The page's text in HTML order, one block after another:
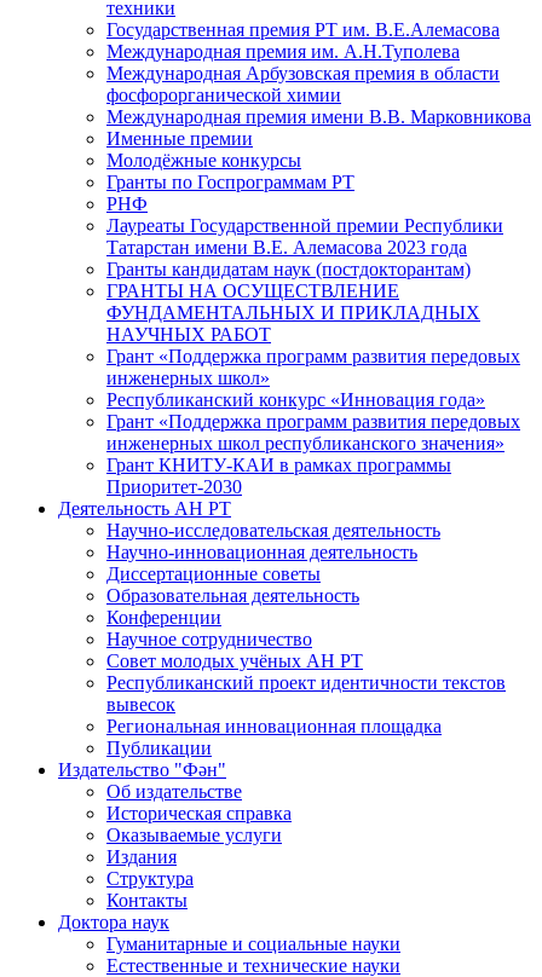
техники
Государственная премия РТ им. В.Е.Алемасова
Международная премия им. А.Н.Туполева
Международная Арбузовская премия в области
фосфорорганической химии
Международная премия имени В.В. Марковникова
Именные премии
Молодёжные конкурсы
Гранты по Госпрограммам РТ
РНФ
Лауреаты Государственной премии Республики
Татарстан имени В.Е. Алемасова 2023 года
Гранты кандидатам наук (постдокторантам)
ГРАНТЫ НА ОСУЩЕСТВЛЕНИЕ
ФУНДАМЕНТАЛЬНЫХ И ПРИКЛАДНЫХ
НАУЧНЫХ РАБОТ
Грант «Поддержка программ развития передовых
инженерных школ»
Республиканский конкурс «Инновация года»
Грант «Поддержка программ развития передовых
инженерных школ республиканского значения»
Грант КНИТУ-КАИ в рамках программы
Приоритет-2030
Деятельность АН РТ
Научно-исследовательская деятельность
Научно-инновационная деятельность
Диссертационные советы
Образовательная деятельность
Конференции
Научное сотрудничество
Совет молодых учёных АН РТ
Республиканский проект идентичности текстов
вывесок
Региональная инновационная площадка
Публикации
Издательство "Фән"
Об издательстве
Историческая справка
Оказываемые услуги
Издания
Структура
Контакты
Доктора наук
Гуманитарные и социальные науки
Естественные и технические науки